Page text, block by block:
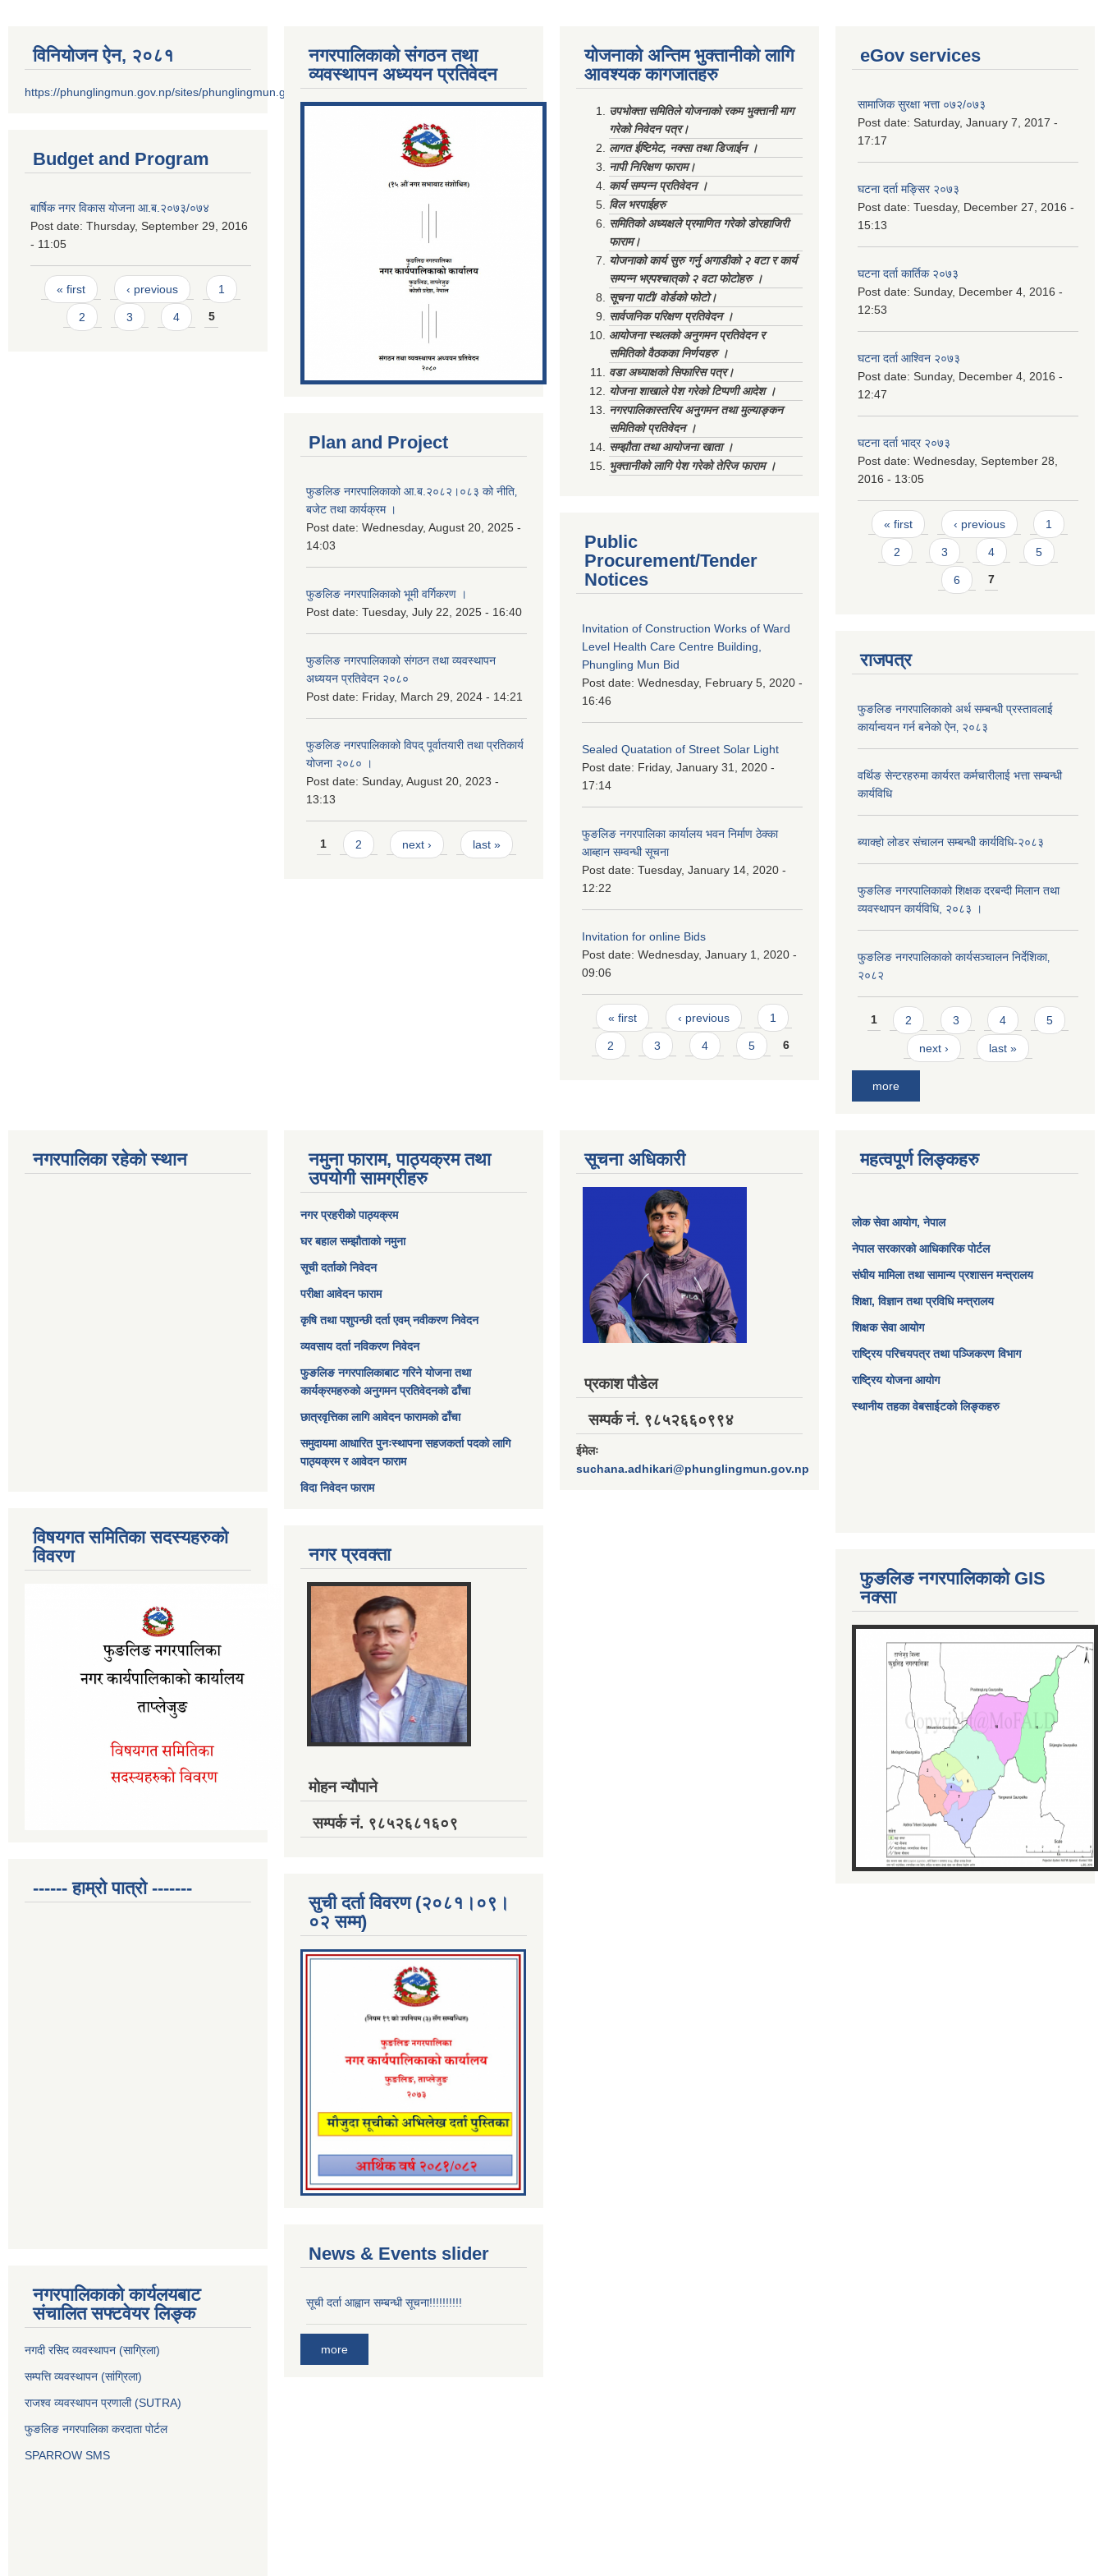
विनियोजन ऐन‚ २०८१
https://phunglingmun.gov.np/sites/phunglingmun.gov.np/files/documents/Al...
Budget and Program
बार्षिक नगर विकास योजना आ.ब.२०७३/०७४
Post date: Thursday, September 29, 2016
- 11:05
Pages
« first ‹ previous 1
2 3 4 5
नगरपालिकाको संगठन तथा
व्यवस्थापन अध्ययन प्रतिवेदन
Plan and Project
फुङलिङ नगरपालिकाको आ.ब.२०८२।०८३ को नीति‚
बजेट तथा कार्यक्रम ।
Post date: Wednesday, August 20, 2025 -
14:03
फुङलिङ नगरपालिकाको भूमी वर्गिकरण ।
Post date: Tuesday, July 22, 2025 - 16:40
फुङलिङ नगरपालिकाको संगठन तथा व्यवस्थापन
अध्ययन प्रतिवेदन २०८०
Post date: Friday, March 29, 2024 - 14:21
फुङलिङ नगरपालिकाको विपद् पूर्वातयारी तथा प्रतिकार्य
योजना २०८० ।
Post date: Sunday, August 20, 2023 -
13:13
Pages
1 2 next › last »
योजनाको अन्तिम भुक्तानीको लागि
आवश्यक कागजातहरु
उपभोक्ता समितिले योजनाको रकम भुक्तानी माग
गरेको निवेदन पत्र।
लागत ईष्टिमेट, नक्सा तथा डिजाईन ।
नापी निरिक्षण फाराम।
कार्य सम्पन्न प्रतिवेदन ।
विल भरपाईहरु
समितिको अध्यक्षले प्रमाणित गरेको डोरहाजिरी
फाराम।
योजनाको कार्य सुरु गर्नु अगाडीको २ वटा र कार्य
सम्पन्न भएपश्चात्‌को २ वटा फोटोहरु ।
सूचना पाटी/ वोर्डको फोटो।
सार्वजनिक परिक्षण प्रतिवेदन ।
आयोजना स्थलको अनुगमन प्रतिवेदन र
समितिको वैठकका निर्णयहरु ।
वडा अध्याक्षको सिफारिस पत्र।
योजना शाखाले पेश गरेको टिप्पणी आदेश ।
नगरपालिकास्तरिय अनुगमन तथा मुल्याङ्कन
समितिको प्रतिवेदन ।
सम्झौता तथा आयोजना खाता ।
भुक्तानीको लागि पेश गरेको तेरिज फाराम ।
Public
Procurement/Tender
Notices
Invitation of Construction Works of Ward
Level Health Care Centre Building,
Phungling Mun Bid
Post date: Wednesday, February 5, 2020 -
16:46
Sealed Quatation of Street Solar Light
Post date: Friday, January 31, 2020 -
17:14
फुङलिङ नगरपालिका कार्यालय भवन निर्माण ठेक्का
आब्हान सम्वन्धी सूचना
Post date: Tuesday, January 14, 2020 -
12:22
Invitation for online Bids
Post date: Wednesday, January 1, 2020 -
09:06
Pages
« first ‹ previous 1
2 3 4 5 6
eGov services
सामाजिक सुरक्षा भत्ता ०७२/०७३
Post date: Saturday, January 7, 2017 -
17:17
घटना दर्ता मङ्सिर २०७३
Post date: Tuesday, December 27, 2016 -
15:13
घटना दर्ता कार्तिक २०७३
Post date: Sunday, December 4, 2016 -
12:53
घटना दर्ता आश्विन २०७३
Post date: Sunday, December 4, 2016 -
12:47
घटना दर्ता भाद्र २०७३
Post date: Wednesday, September 28,
2016 - 13:05
Pages
« first ‹ previous 1
2 3 4 5
6 7
राजपत्र
फुङलिङ नगरपालिकाको अर्थ सम्बन्धी प्रस्तावलाई
कार्यान्वयन गर्न बनेको ऐन‚ २०८३
वर्थिङ सेन्टरहरुमा कार्यरत कर्मचारीलाई भत्ता सम्बन्धी
कार्यविधि
ब्याक्हो लोडर संचालन सम्बन्धी कार्यविधि-२०८३
फुङलिङ नगरपालिकाको शिक्षक दरबन्दी मिलान तथा
व्यवस्थापन कार्यविधि, २०८३ ।
फुङलिङ नगरपालिकाको कार्यसञ्चालन निर्देशिका‚
२०८२
Pages
1 2 3 4 5
next › last »
more
नगरपालिका रहेको स्थान
विषयगत समितिका सदस्यहरुको
विवरण
------ हाम्रो पात्रो -------
नगरपालिकाको कार्यलयबाट
संचालित सफ्टवेयर लिङ्क
नगदी रसिद व्यवस्थापन (साग्रिला)
सम्पत्ति व्यवस्थापन (सांग्रिला)
राजश्व व्यवस्थापन प्रणाली (SUTRA)
फुङलिङ नगरपालिका करदाता पोर्टल
SPARROW SMS
नमुना फाराम, पाठ्यक्रम तथा
उपयोगी सामग्रीहरु
नगर प्रहरीको पाठ्यक्रम
घर बहाल सम्झौताको नमुना
सूची दर्ताको निवेदन
परीक्षा आवेदन फाराम
कृषि तथा पशुपन्छी दर्ता एवम् नवीकरण निवेदन
व्यवसाय दर्ता नविकरण निवेदन
फुङलिङ नगरपालिकाबाट गरिने योजना तथा
कार्यक्रमहरुको अनुगमन प्रतिवेदनको ढाँचा
छात्रवृत्तिका लागि आवेदन फारामको ढाँचा
समुदायमा आधारित पुनःस्थापना सहजकर्ता पदको लागि
पाठ्यक्रम र आवेदन फाराम
विदा निवेदन फाराम
नगर प्रवक्ता
मोहन न्यौपाने
सम्पर्क नं. ९८५२६८१६०९
सुची दर्ता विवरण (२०८१।०९।
०२ सम्म)
News & Events slider
सूची दर्ता आह्वान सम्बन्धी सूचना!!!!!!!!!!
more
सूचना अधिकारी
प्रकाश पौडेल
सम्पर्क नं. ९८५२६६०९९४
ईमेलः
suchana.adhikari@phunglingmun.gov.np
महत्वपूर्ण लिङ्कहरु
लोक सेवा आयोग, नेपाल
नेपाल सरकारको आधिकारिक पोर्टल
संघीय मामिला तथा सामान्य प्रशासन मन्त्रालय
शिक्षा, विज्ञान तथा प्रविधि मन्त्रालय
शिक्षक सेवा आयोग
राष्ट्रिय परिचयपत्र तथा पञ्जिकरण विभाग
राष्ट्रिय योजना आयोग
स्थानीय तहका वेबसाईटको लिङ्कहरु
फुङलिङ नगरपालिकाको GIS
नक्सा